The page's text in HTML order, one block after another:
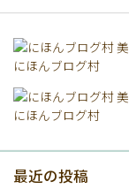
にほんブログ村
にほんブログ村
最近の投稿